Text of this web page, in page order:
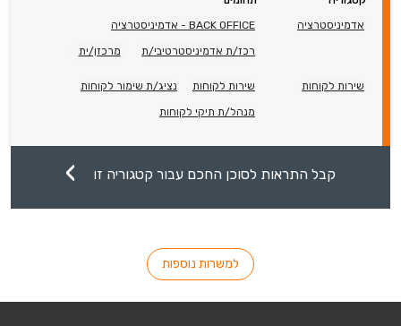
אדמיניסטרציה
BACK OFFICE - אדמיניסטרציה
רכז/ת אדמיניסטרטיבי/ת מרכזן/ית
שירות לקוחות שירות לקוחות נציג/ת שימור לקוחות
מנהל/ת תיקי לקוחות
קבל התראות לסוכן החכם עבור קטגוריה זו
למשרות נוספות